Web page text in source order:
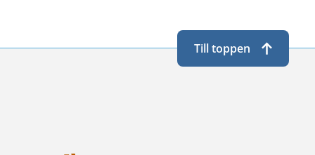
Till toppen